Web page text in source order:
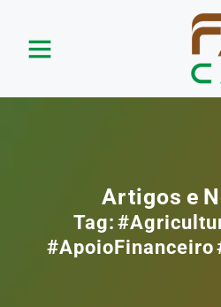
Artigos e
Tag:
#ApoioFinanceiro